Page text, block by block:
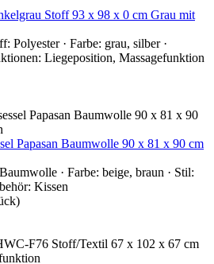
Stoff 93 x 98 x 0 cm Grau mit
Polyester · Farbe: grau, silber ·
Liegeposition, Massagefunktion
Papasan Baumwolle 90 x 81 x 90 cm
· Farbe: beige, braun · Stil:
Kissen